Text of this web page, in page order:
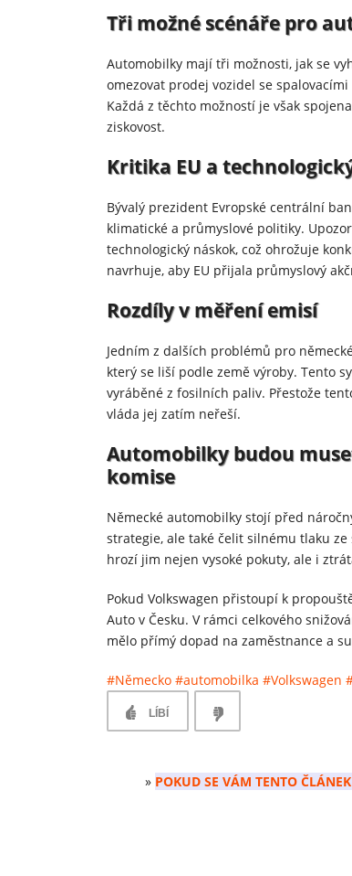
Tři možné scénáře pro
Automobilky mají tři možnosti, jak se
omezovat prodej vozidel se
Každá z těchto možností je však
ziskovost.
Kritika EU a
Bývalý prezident Evropské centrální
klimatické a průmyslové politiky.
technologický náskok, což ohrožuje
navrhuje, aby EU přijala průmyslový
Rozdíly v měření emisí
Jedním z dalších problémů pro
který se liší podle země výroby. Tento
vyráběné z fosilních paliv. Přestože
vláda jej zatím neřeší.
Automobilky budou
komise
Německé automobilky stojí před
strategie, ale také čelit silnému tlaku
hrozí jim nejen vysoké pokuty, ale i
Pokud Volkswagen přistoupí k
Auto v Česku. V rámci celkového
mělo přímý dopad na zaměstnance a
#Německo #automobilka #Volkswagen
LÍBÍ
» POKUD SE VÁM TENTO